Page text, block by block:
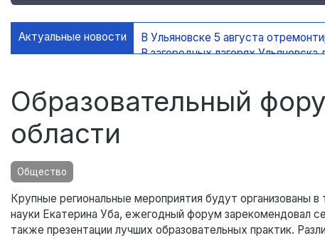
Актуальные новости В Ульяновске 5 августа
В загородных лагерях
Образовательный
области
Общество
Крупные региональные мероприятия будут организованы
науки Екатерина Уба, ежегодный форум зарекомендовал
также презентации лучших образовательных практик.